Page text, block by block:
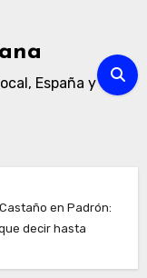
España y
en Padrón:
decir hasta